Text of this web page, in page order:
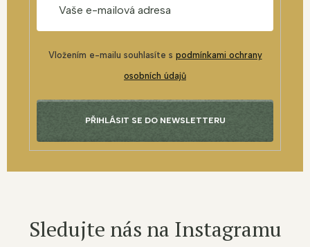
Vložením e-mailu souhlasíte s podmínkami ochrany
osobních údajů
PŘIHLÁSIT SE DO NEWSLETTERU
Sledujte nás na Instagramu